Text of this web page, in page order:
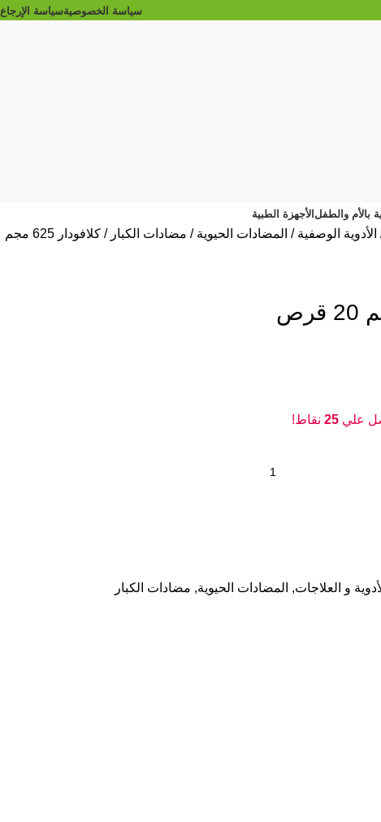
سياسة الخصوصيةسياسة الإرجاع
بالأم والطفل الأجهزة الطبية
الأدوية الوصفية المضادات الحيوية مضادات الكبار
كلافودار 625 مجم
علي 25 نقاط!
و العلاجات, المضادات الحيوية, مضادات الكبار